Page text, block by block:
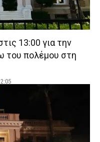
13:00 για την
του πολέμου στη